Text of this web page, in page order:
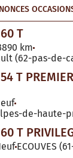
T
km
(62-pas-de-
T
de-haute-
T
ECOUVES